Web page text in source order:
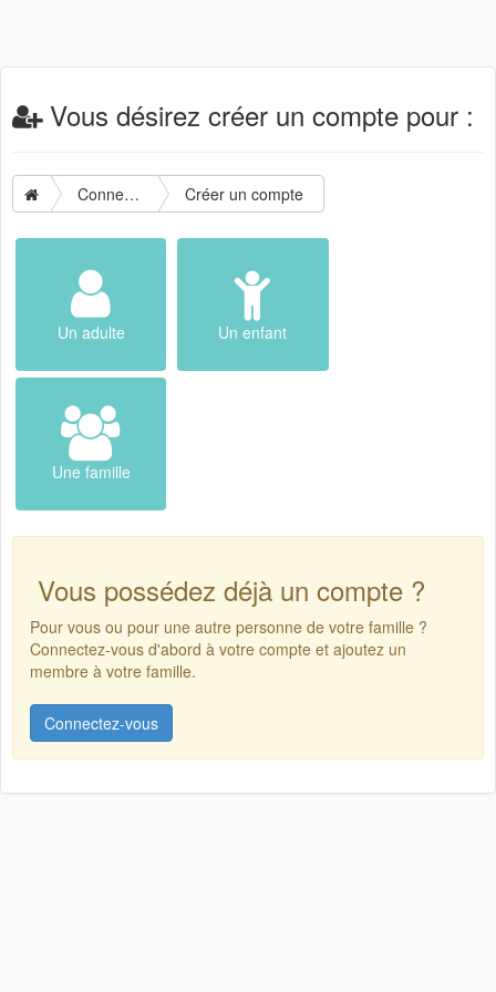
Vous désirez créer un compte pour :
Connexion Créer un compte
Un adulte Un enfant
Une famille
Vous possédez déjà un compte ?
Pour vous ou pour une autre personne de votre famille ?
Connectez-vous d'abord à votre compte et ajoutez un
membre à votre famille.
Connectez-vous